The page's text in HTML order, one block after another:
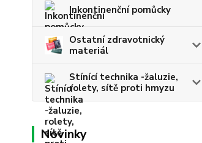
Inkontinenční pomůcky
Ostatní zdravotnický
materiál
Stínící technika -žaluzie,
rolety, sítě proti hmyzu
Novinky